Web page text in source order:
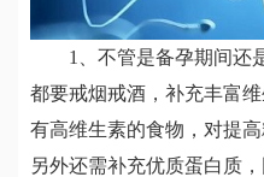
1、不管是备孕期间还
都要戒烟戒酒，补充丰富
有高维生素的食物，对提
另外还需补充优质蛋白质